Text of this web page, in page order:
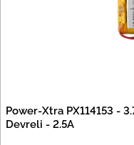
Power-Xtra PX114153 -
Devreli - 2.5A